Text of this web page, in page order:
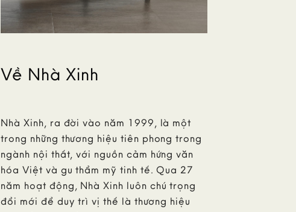
Về Nhà Xinh
Nhà Xinh, ra đời vào năm 1999, là một
trong những thương hiệu tiên phong trong
ngành nội thất, với nguồn cảm hứng văn
hóa Việt và gu thẩm mỹ tinh tế. Qua 27
năm hoạt động, Nhà Xinh luôn chú trọng
đổi mới để duy trì vị thế là thương hiệu